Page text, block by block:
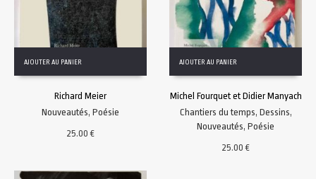
AJOUTER AU PANIER
Richard Meier
Nouveautés, Poésie
25.00€
AJOUTER AU PANIER
Michel Fourquet et Didier Manyach
Chantiers du temps, Dessins,
Nouveautés,Poésie
25.00€